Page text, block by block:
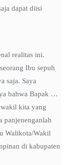
dapat diisi
realitas ini.
Ibu sepuh
saja. Saya
bahwa Bapak …
kita yang
panjenenganlah
Walikota/Wakil
di kabupaten